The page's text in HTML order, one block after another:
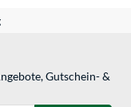
Gutschein- &